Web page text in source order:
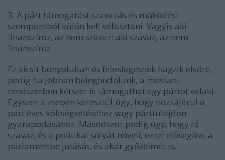
3. A párt támogatást szavazás és működési
szempontból külön kell választani. Vagyis aki
finanszíroz, az nem szavaz; aki szavaz, az nem
finanszíroz.
Ez kicsit bonyolultan és feleslegesnek hagzik elsőre,
pedig ha jobban belegondolunk, a mostani
rendszerben kétszer is támogathat egy pártot valaki.
Egyszer a zsebén keresztül úgy, hogy hozzájárul a
párt éves költségvetéséhez vagy párttulajdon
gyarapodásához. Másodszor pedig úgy, hogy rá
szavaz, és a politikai súlyát növeli, ezzel elősegítve a
parlamentbe jutását, és akár győzelmét is.